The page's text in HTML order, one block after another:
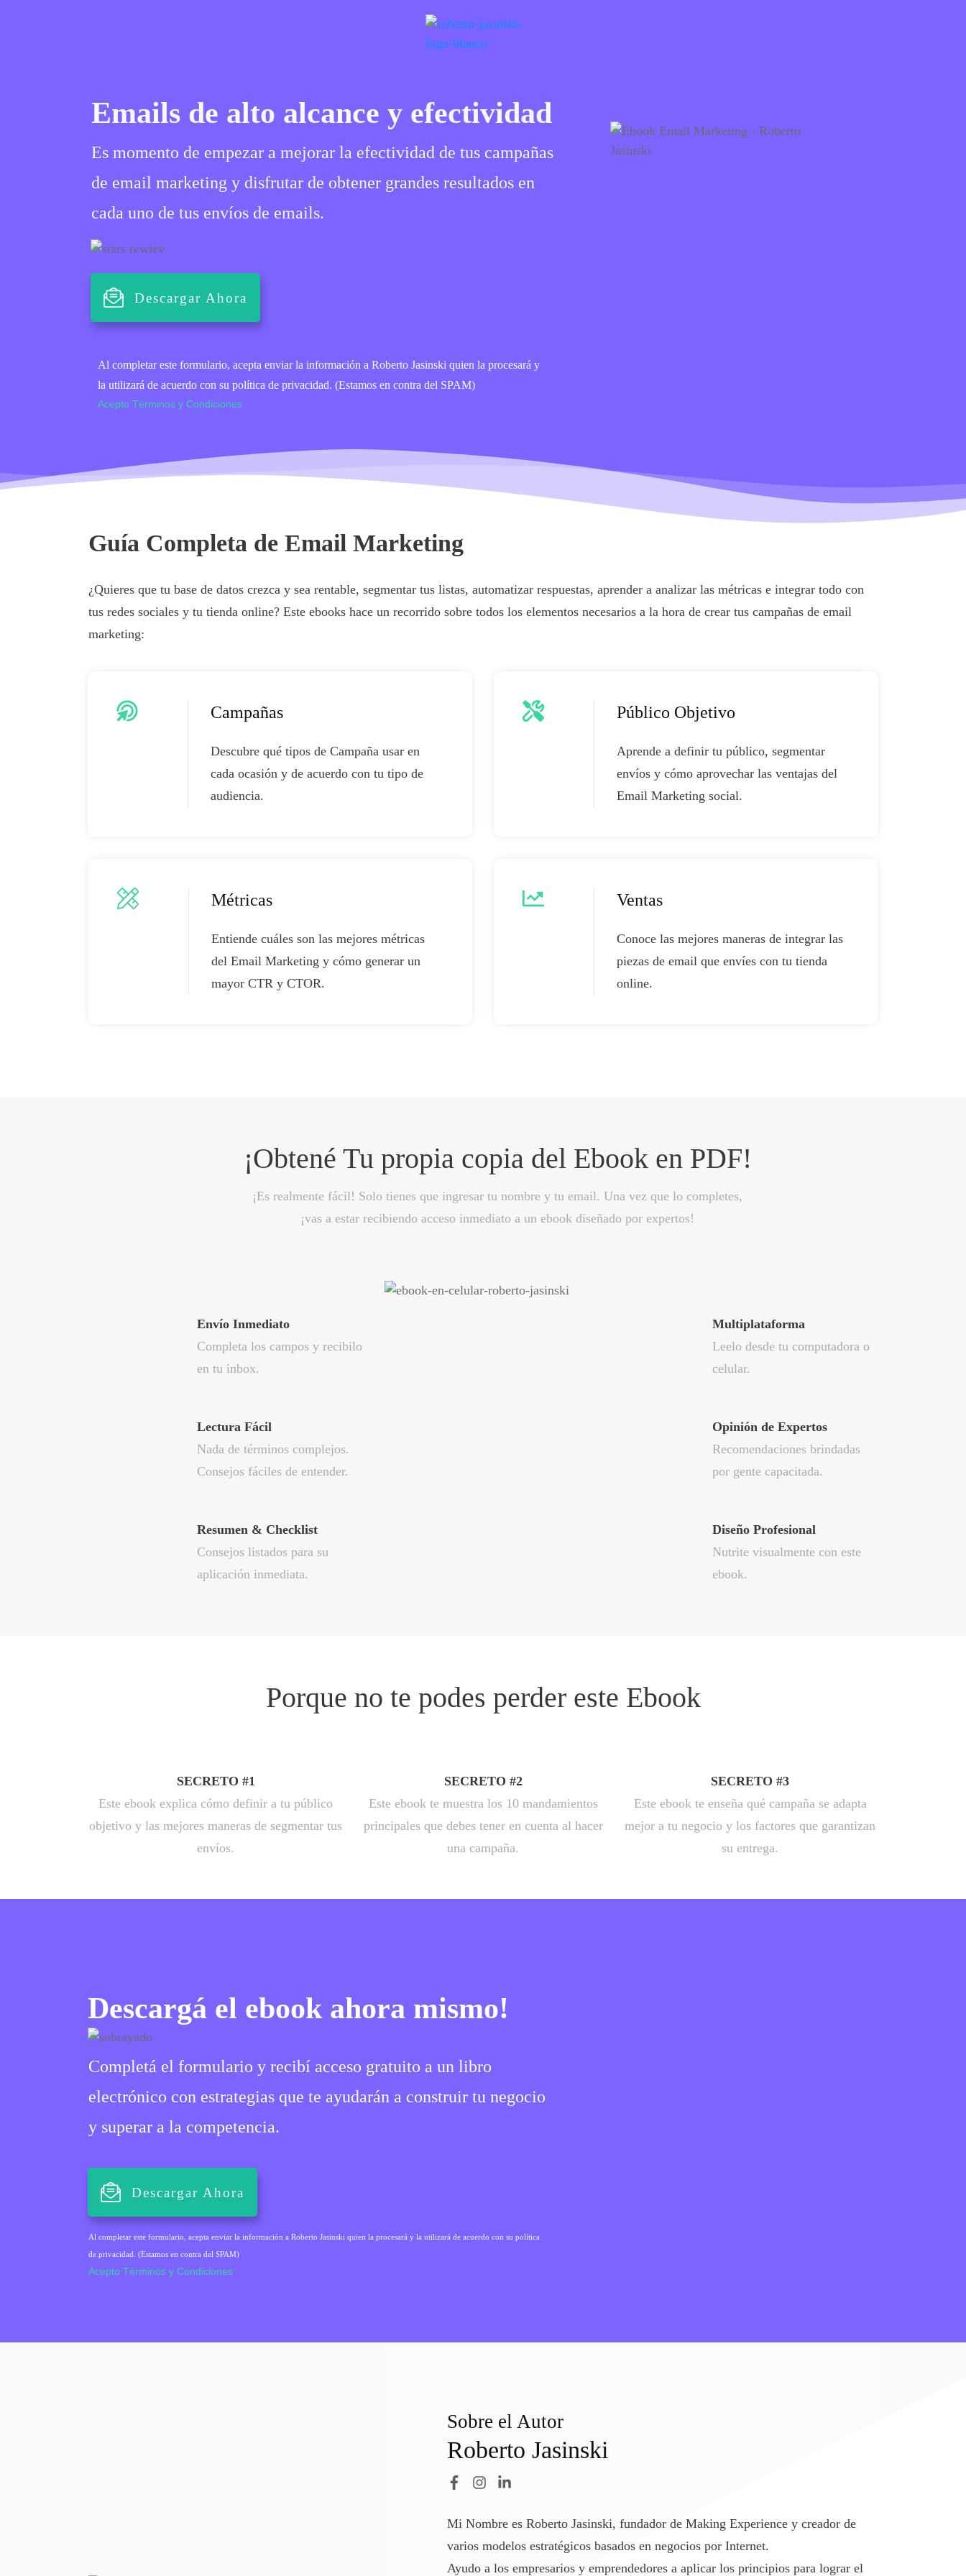
Emails de alto alcance y efectividad
Es momento de empezar a mejorar la efectividad de tus campañas
de email marketing y disfrutar de obtener grandes resultados en
cada uno de tus envíos de emails.
Descargar Ahora
Al completar este formulario, acepta enviar la información a Roberto Jasinski quien la procesará y
la utilizará de acuerdo con su política de privacidad. (Estamos en contra del SPAM)
Acepto Términos y Condiciones
Guía Completa de Email Marketing
¿Quieres que tu base de datos crezca y sea rentable, segmentar tus listas, automatizar respuestas, aprender a analizar las métricas e integrar todo con
tus redes sociales y tu tienda online? Este ebooks hace un recorrido sobre todos los elementos necesarios a la hora de crear tus campañas de email
marketing:
Campañas
Descubre qué tipos de Campaña usar en
cada ocasión y de acuerdo con tu tipo de
audiencia.
Público Objetivo
Aprende a definir tu público, segmentar
envíos y cómo aprovechar las ventajas del
Email Marketing social.
Métricas
Entiende cuáles son las mejores métricas
del Email Marketing y cómo generar un
mayor CTR y CTOR.
Ventas
Conoce las mejores maneras de integrar las
piezas de email que envíes con tu tienda
online.
¡Obtené Tu propia copia del Ebook en PDF!
¡Es realmente fácil! Solo tienes que ingresar tu nombre y tu email. Una vez que lo completes,
¡vas a estar recibiendo acceso inmediato a un ebook diseñado por expertos!
Envío Inmediato
Completa los campos y recibilo
en tu inbox.
Lectura Fácil
Nada de términos complejos.
Consejos fáciles de entender.
Resumen & Checklist
Consejos listados para su
aplicación inmediata.
Multiplataforma
Leelo desde tu computadora o
celular.
Opinión de Expertos
Recomendaciones brindadas
por gente capacitada.
Diseño Profesional
Nutrite visualmente con este
ebook.
Porque no te podes perder este Ebook
SECRETO #1
Este ebook explica cómo definir a tu público
objetivo y las mejores maneras de segmentar tus
envíos.
SECRETO #2
Este ebook te muestra los 10 mandamientos
principales que debes tener en cuenta al hacer
una campaña.
SECRETO #3
Este ebook te enseña qué campaña se adapta
mejor a tu negocio y los factores que garantizan
su entrega.
Descargá el ebook ahora mismo!
Completá el formulario y recibí acceso gratuito a un libro
electrónico con estrategias que te ayudarán a construir tu negocio
y superar a la competencia.
Descargar Ahora
Al completar este formulario, acepta enviar la información a Roberto Jasinski quien la procesará y la utilizará de acuerdo con su política
de privacidad. (Estamos en contra del SPAM)
Acepto Términos y Condiciones
Sobre el Autor
Roberto Jasinski
Mi Nombre es Roberto Jasinski, fundador de Making Experience y creador de
varios modelos estratégicos basados en negocios por Internet.
Ayudo a los empresarios y emprendedores a aplicar los principios para lograr el